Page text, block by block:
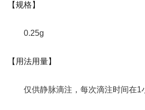
【规格】
0.25g
【用法用量】
仅供静脉滴注，每次滴注时间在1